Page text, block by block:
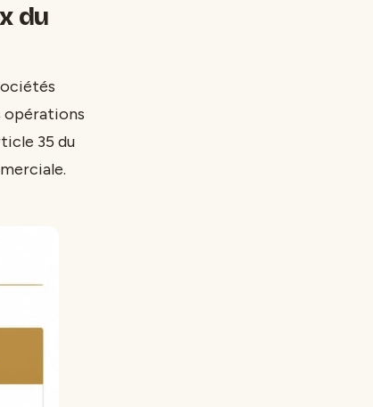
du
opérations
35 du